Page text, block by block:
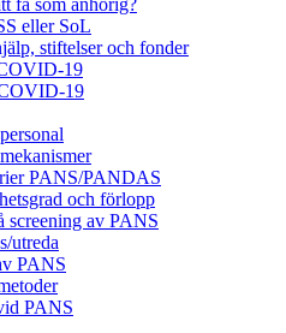
eller SoL
stiftelser och fonder
19
19
PANS/PANDAS
och förlopp
screening av PANS
utreda
PANS
PANS